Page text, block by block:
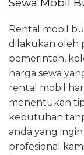
Rental mobil
dilakukan oleh
pemerintah,
harga sewa
rental mobil
menentukan
kebutuhan
anda yang
profesional